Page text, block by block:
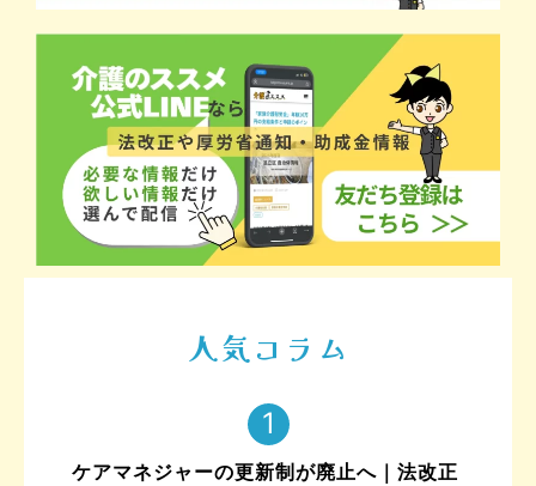
人気コラム
ケアマネジャーの更新制が廃止へ｜法改正